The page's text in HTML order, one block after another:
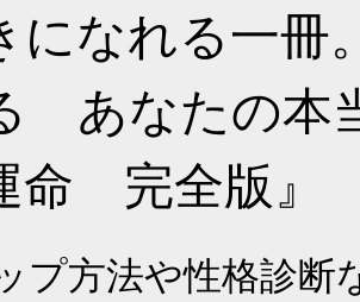
になれる一冊
あなたの本
命 完全版』
プ方法や性格診断